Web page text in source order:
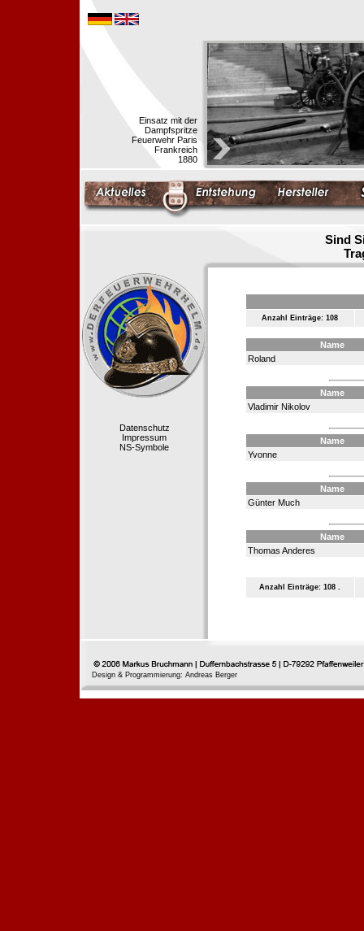
Einsatz mit der
Dampfspritze
Feuerwehr Paris
Frankreich
1880
Sind
Datenschutz
Impressum
NS-Symbole
Anzahl Einträge: 108
Name
Roland
Name
Vladimir Nikolov
Name
Yvonne
Name
Günter Much
Name
Thomas Anderes
Anzahl Einträge: 108 .
Design & Programmierung: Andreas Berger